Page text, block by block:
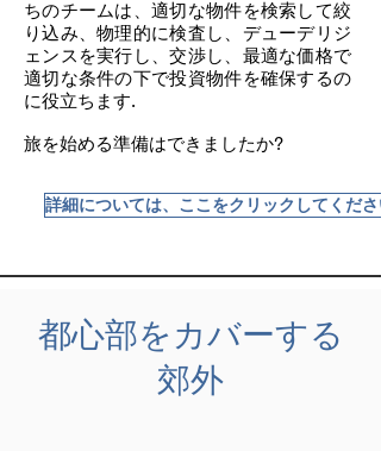
ちのチームは、適切な物件を検索して絞
り込み、物理的に検査し、デューデリジ
ェンスを実行し、交渉し、最適な価格で
適切な条件の下で投資物件を確保するの
に役立ちます.
旅を始める準備はできましたか?
詳細については、ここをクリックしてくださ
都心部をカバーする
郊外